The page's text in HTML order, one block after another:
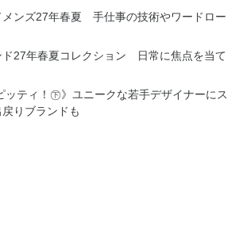
メンズ27年春夏 手仕事の技術やワードロー
ド27年春夏コレクション 日常に焦点を当て
ッティ！㊦》ユニークな若手デザイナーにス
りブランドも